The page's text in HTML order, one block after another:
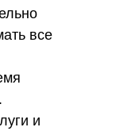
все
и